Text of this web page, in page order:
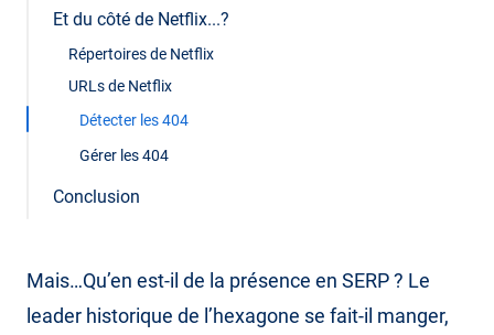
Et du côté de Netflix...?
Répertoires de Netflix
URLs de Netflix
Détecter les 404
Gérer les 404
Conclusion
Mais…Qu’en est-il de la présence en SERP ? Le
leader historique de l’hexagone se fait-il manger,